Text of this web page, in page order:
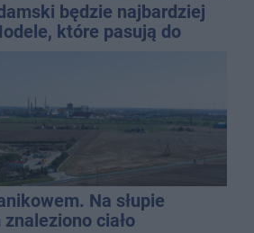
będzie najbardziej
które pasują do
Na słupie
ciało